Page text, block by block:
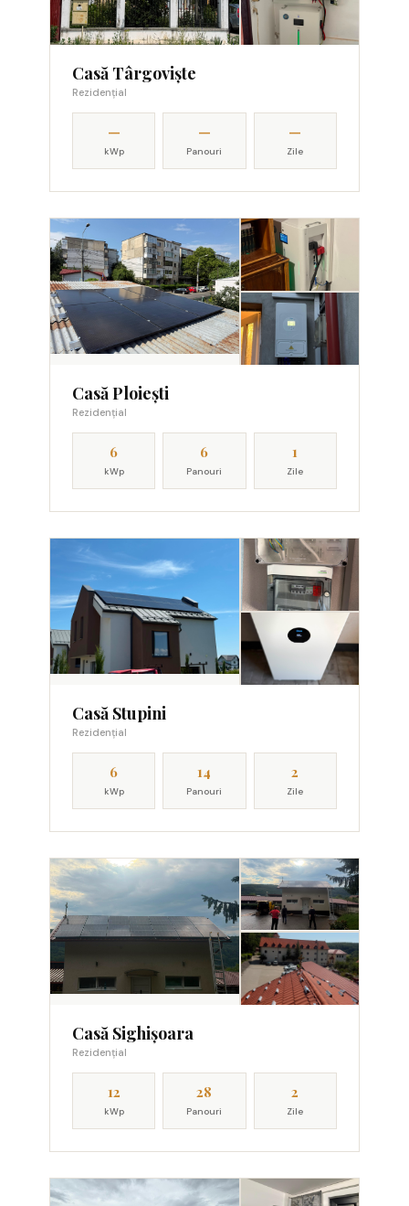
Casă Târgoviște
Rezidențial
—
kWp
—
Panouri
—
Zile
Casă Ploiești
Rezidențial
6
kWp
6
Panouri
1
Zile
Casă Stupini
Rezidențial
6
kWp
14
Panouri
2
Zile
Casă Sighișoara
Rezidențial
12
kWp
28
Panouri
2
Zile